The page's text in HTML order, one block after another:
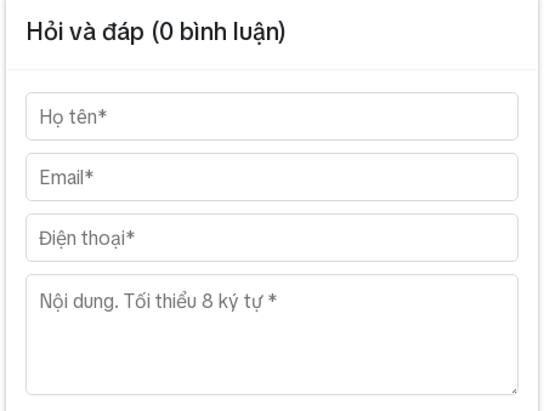
Hỏi và đáp (0 bình luận)